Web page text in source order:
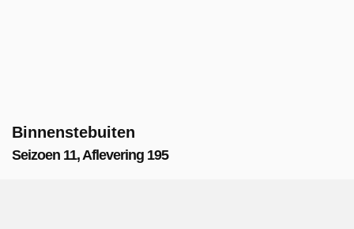
Binnenstebuiten
Seizoen 11, Aflevering 195